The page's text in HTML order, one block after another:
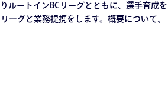
ルートインBCリーグとともに、選手育成を
ーグと業務提携をします。概要について、